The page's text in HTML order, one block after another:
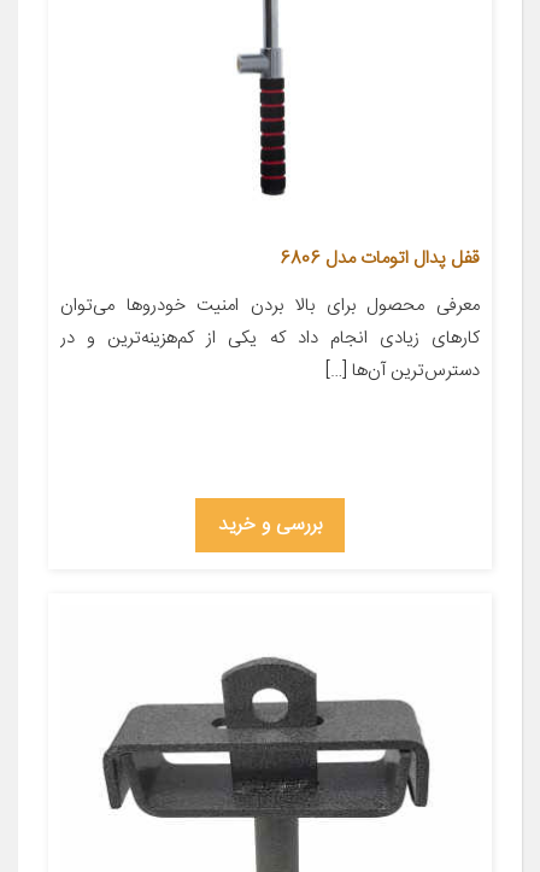
قفل پدال اتومات مدل 6806
معرفی محصول برای بالا بردن امنیت خودروها می‌توان
کارهای زیادی انجام داد که یکی از کم‌هزینه‌ترین و در
دسترس‌ترین آن‌ها […]
بررسی و خرید